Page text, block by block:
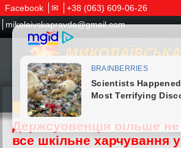
Facebook ✉
+38 (063) 609-06-26
mikolaivskapravda@gmail.com
08.07.2026
Держсубвенція більше
все шкільне харчування